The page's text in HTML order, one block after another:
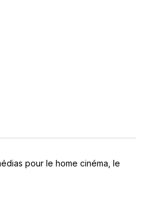
pour le home cinéma, le